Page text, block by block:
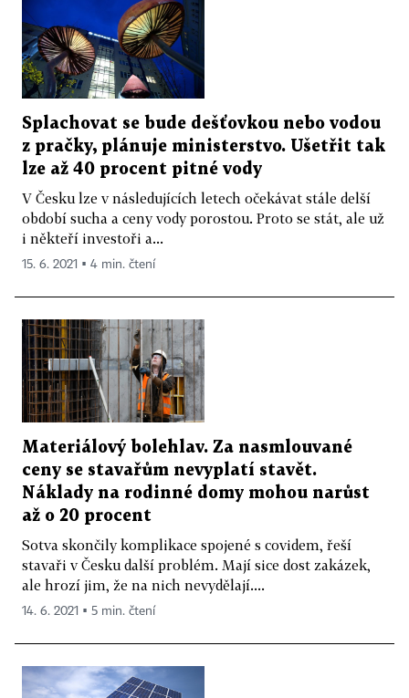
Splachovat se bude dešťovkou nebo vodou
z pračky, plánuje ministerstvo. Ušetřit tak
lze až 40 procent pitné vody
V Česku lze v následujících letech očekávat stále delší
období sucha a ceny vody porostou. Proto se stát, ale už
i někteří investoři a...
15. 6. 2021 ▪ 4 min. čtení
Materiálový bolehlav. Za nasmlouvané
ceny se stavařům nevyplatí stavět.
Náklady na rodinné domy mohou narůst
až o 20 procent
Sotva skončily komplikace spojené s covidem, řeší
stavaři v Česku další problém. Mají sice dost zakázek,
ale hrozí jim, že na nich nevydělají....
14. 6. 2021 ▪ 5 min. čtení